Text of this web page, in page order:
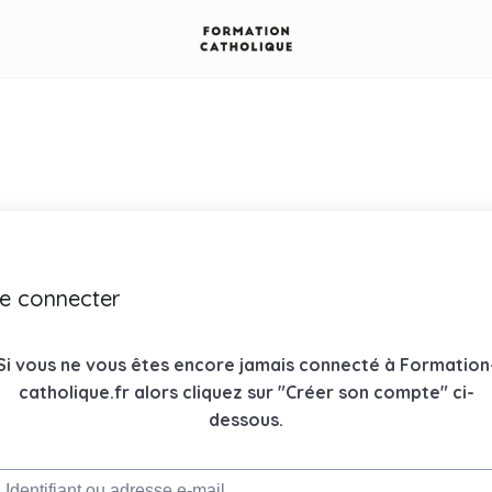
connecter
vous ne vous êtes encore jamais connecté à
catholique.fr alors cliquez sur "Créer son compte" ci-
dessous.